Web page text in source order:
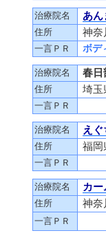
治療院名 あん
住所 神奈
一言ＰＲ ボデ
治療院名 春日
住所 埼玉
一言ＰＲ
治療院名 え
住所 福岡
一言ＰＲ
治療院名 カ
住所 神奈
一言ＰＲ